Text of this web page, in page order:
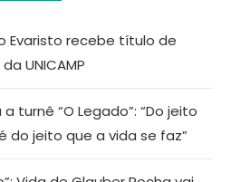
Evaristo recebe título de
UNICAMP
turnê “O Legado”: “Do jeito
do jeito que a vida se faz”